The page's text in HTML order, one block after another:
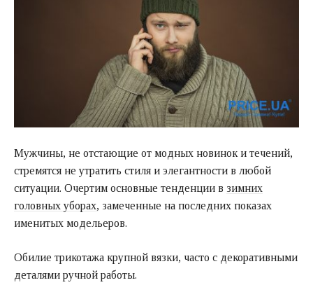
Мужчины, не отстающие от модных новинок и течений,
стремятся не утратить стиля и элегантности в любой
ситуации. Очертим основные тенденции в зимних
головных уборах, замеченные на последних показах
именитых модельеров.
Обилие трикотажа крупной вязки, часто с декоративными
деталями ручной работы.